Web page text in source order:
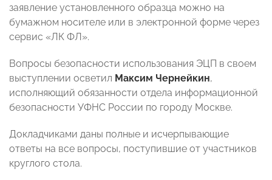
заявление установленного образца можно на
бумажном носителе или в электронной форме через
сервис «ЛК ФЛ».
Вопросы безопасности использования ЭЦП в своем
выступлении осветил Максим Чернейкин,
исполняющий обязанности отдела информационной
безопасности УФНС России по городу Москве.
Докладчиками даны полные и исчерпывающие
ответы на все вопросы, поступившие от участников
круглого стола.